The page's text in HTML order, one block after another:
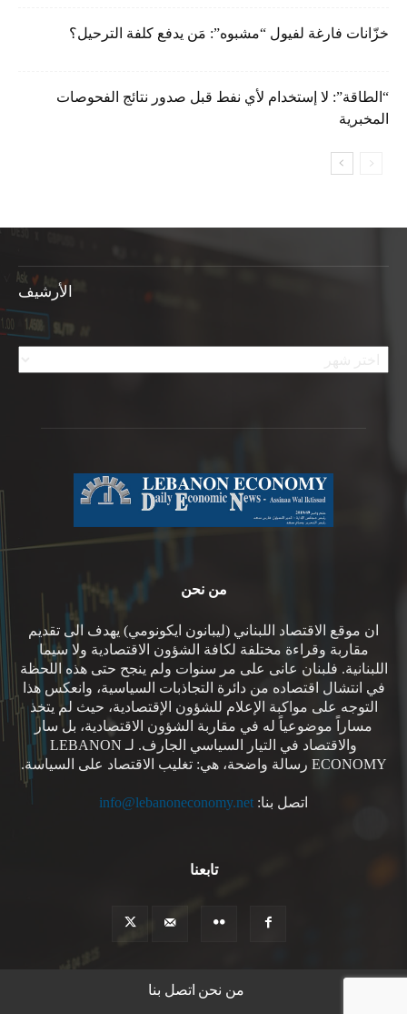
خزّانات فارغة لفيول “مشبوه”: مَن يدفع كلفة الترحيل؟
“الطاقة”: لا إستخدام لأي نفط قبل صدور نتائج الفحوصات
المخبرية
الأرشيف
الأرشيف
من نحن
ان موقع الاقتصاد اللبناني (ليبانون ايكونومي) يهدف الى تقديم
مقاربة وقراءة مختلفة لكافة الشؤون الاقتصادية ولا سيما
اللبنانية. فلبنان عانى على مر سنوات ولم ينجح حتى هذه اللحظة
في انتشال اقتصاده من دائرة التجاذبات السياسية، وانعكس هذا
التوجه على مواكبة الإعلام للشؤون الإقتصادية، حيث لم يتخذ
مساراً موضوعياً له في مقاربة الشؤون الاقتصادية، بل سار
والاقتصاد في التيار السياسي الجارف. لـ LEBANON
ECONOMY رسالة واضحة، هي: تغليب الاقتصاد على السياسة.
اتصل بنا: info@lebanoneconomy.net
تابعنا
من نحن اتصل بنا